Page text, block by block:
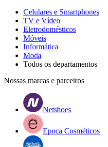
Celulares e Smartphones
TV e Vídeo
Eletrodomésticos
Móveis
Informática
Moda
Todos os departamentos
Nossas marcas e parceiros
Netshoes
Epoca Cosméticos